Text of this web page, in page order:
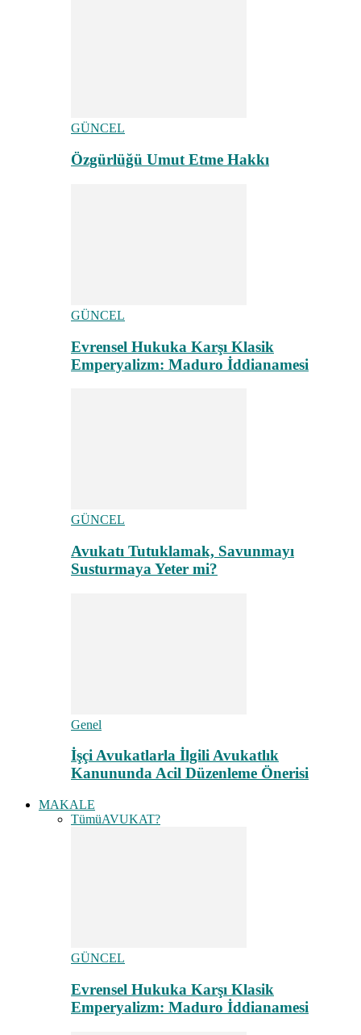
GÜNCEL
Özgürlüğü Umut Etme Hakkı
GÜNCEL
Evrensel Hukuka Karşı Klasik
Emperyalizm: Maduro İddianamesi
GÜNCEL
Avukatı Tutuklamak, Savunmayı
Susturmaya Yeter mi?
Genel
İşçi Avukatlarla İlgili Avukatlık
Kanununda Acil Düzenleme Önerisi
MAKALE
TümüAVUKAT?
GÜNCEL
Evrensel Hukuka Karşı Klasik
Emperyalizm: Maduro İddianamesi